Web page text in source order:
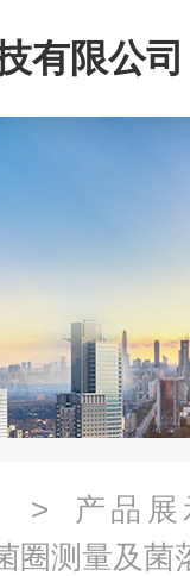
有限公司
> 产品展
圈测量及菌